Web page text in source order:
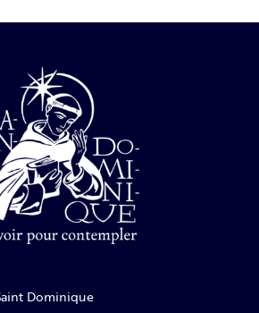
Dominique